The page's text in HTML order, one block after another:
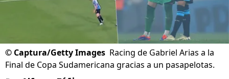
© Captura/Getty Images Racing de Gabriel Arias a la
Final de Copa Sudamericana gracias a un pasapelotas.